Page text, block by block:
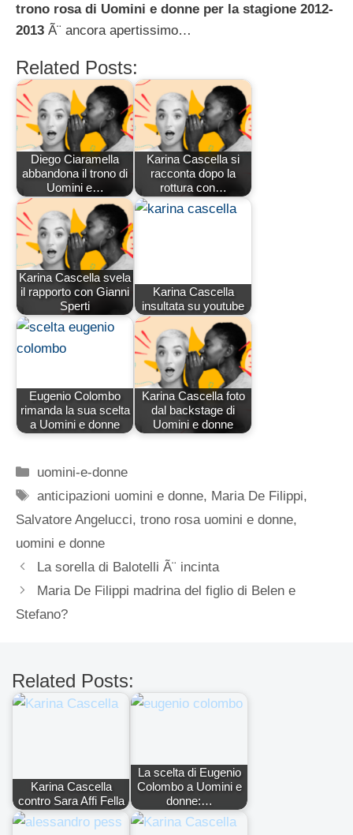
trono rosa di Uomini e donne per la stagione 2012-
2013 Ã¨ ancora apertissimo…
Related Posts:
Diego Ciaramella
abbandona il trono di
Uomini e…
Karina Cascella si
racconta dopo la
rottura con…
Karina Cascella svela
il rapporto con Gianni
Sperti
Karina Cascella
insultata su youtube
Eugenio Colombo
rimanda la sua scelta
a Uomini e donne
Karina Cascella foto
dal backstage di
Uomini e donne
Categorie
uomini-e-donne
Tag
anticipazioni uomini e donne, Maria De Filippi,
Salvatore Angelucci, trono rosa uomini e donne,
uomini e donne
La sorella di Balotelli Ã¨ incinta
Maria De Filippi madrina del figlio di Belen e
Stefano?
Related Posts:
Karina Cascella
contro Sara Affi Fella
La scelta di Eugenio
Colombo a Uomini e
donne:…